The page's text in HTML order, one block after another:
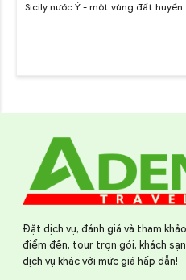
Sicily nước Ý - một vùng đất huyền
Đặt dịch vụ, đánh giá và tham
điểm đến, tour trọn gói, khách
dịch vụ khác với mức giá hấp dẫn!